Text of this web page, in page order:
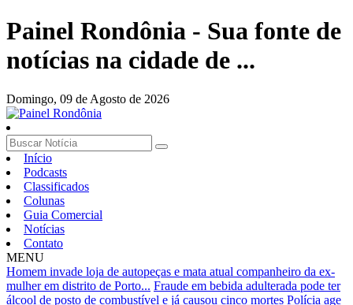
Painel Rondônia - Sua fonte de
notícias na cidade de ...
Domingo, 09 de Agosto de 2026
Início
Podcasts
Classificados
Colunas
Guia Comercial
Notícias
Contato
MENU
Homem invade loja de autopeças e mata atual companheiro da ex-
mulher em distrito de Porto... Fraude em bebida adulterada pode ter
álcool de posto de combustível e já causou cinco mortes Polícia age